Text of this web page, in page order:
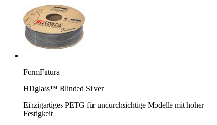
FormFutura
HDglass™ Blinded Silver
Einzigartiges PETG für undurchsichtige Modelle mit hoher
Festigkeit